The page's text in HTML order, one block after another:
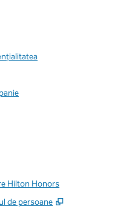
Hilton Honors
de persoane
,